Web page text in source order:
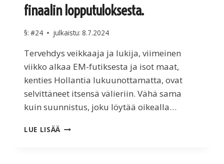
finaalin lopputuloksesta.
§: #24 julkaistu: 8.7.2024
Tervehdys veikkaaja ja lukija, viimeinen
viikko alkaa EM-futiksesta ja isot maat,
kenties Hollantia lukuunottamatta, ovat
selvittäneet itsensä välieriin. Vähä sama
kuin suunnistus, joku löytää oikealla…
LUE LISÄÄ KUKA